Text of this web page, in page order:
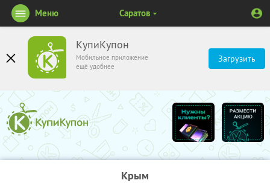
КупиКупон
Мобильное приложение
ещё удобнее
Загрузить
Меню Саратов
Крым